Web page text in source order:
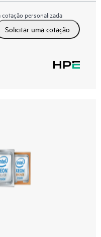
personalizada
Solicitar uma cotação